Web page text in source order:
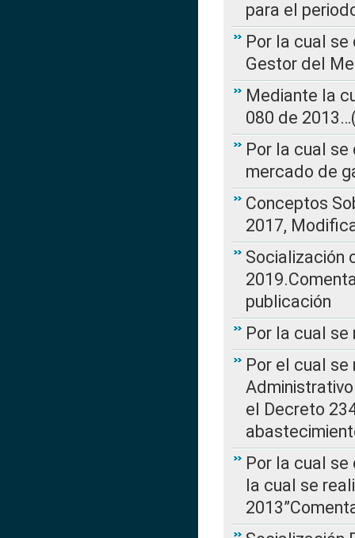
para el
Por la cual
Gestor del
Mediante la
080 de
Por la cual
mercado de
Conceptos
2017,
Socialización
publicación
Por la cual se
Por el cual
el Decreto
Por la cual se
la cual se